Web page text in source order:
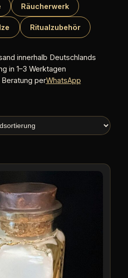
Räucherwerk
Ritualzubehör
innerhalb Deutschlands
in 1–3 Werktagen
perWhatsApp